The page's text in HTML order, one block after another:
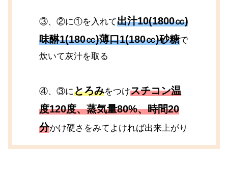
③、②に①を入れて出汁10(1800㏄)
味醂1(180㏄)薄口1(180㏄)砂糖で
炊いて灰汁を取る
④、③にとろみをつけスチコン温
度120度、蒸気量80%、時間20
分かけ硬さをみてよければ出来上がり